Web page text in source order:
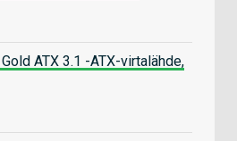
ATX 3.1 -ATX-virtalähde,